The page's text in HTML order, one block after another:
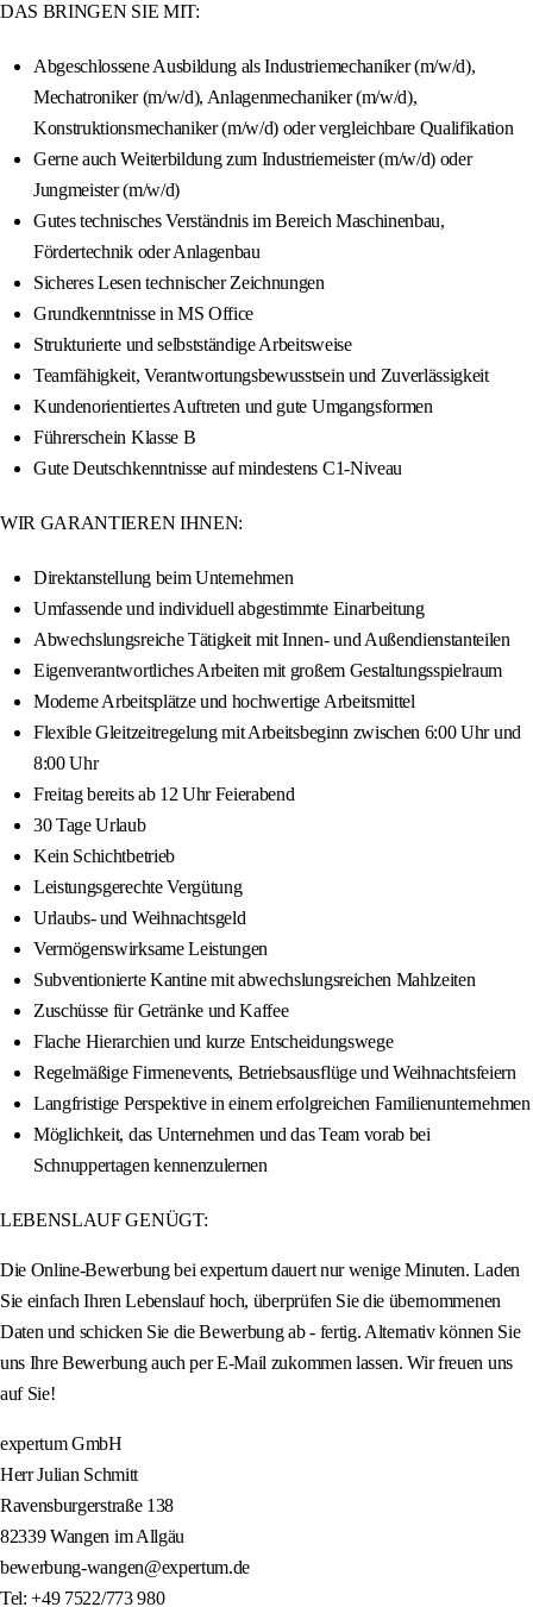
DAS BRINGEN SIE MIT:
Abgeschlossene Ausbildung als Industriemechaniker (m/w/d),
Mechatroniker (m/w/d), Anlagenmechaniker (m/w/d),
Konstruktionsmechaniker (m/w/d) oder vergleichbare Qualifikation
Gerne auch Weiterbildung zum Industriemeister (m/w/d) oder
Jungmeister (m/w/d)
Gutes technisches Verständnis im Bereich Maschinenbau,
Fördertechnik oder Anlagenbau
Sicheres Lesen technischer Zeichnungen
Grundkenntnisse in MS Office
Strukturierte und selbstständige Arbeitsweise
Teamfähigkeit, Verantwortungsbewusstsein und Zuverlässigkeit
Kundenorientiertes Auftreten und gute Umgangsformen
Führerschein Klasse B
Gute Deutschkenntnisse auf mindestens C1-Niveau
WIR GARANTIEREN IHNEN:
Direktanstellung beim Unternehmen
Umfassende und individuell abgestimmte Einarbeitung
Abwechslungsreiche Tätigkeit mit Innen- und Außendienstanteilen
Eigenverantwortliches Arbeiten mit großem Gestaltungsspielraum
Moderne Arbeitsplätze und hochwertige Arbeitsmittel
Flexible Gleitzeitregelung mit Arbeitsbeginn zwischen 6:00 Uhr und
8:00 Uhr
Freitag bereits ab 12 Uhr Feierabend
30 Tage Urlaub
Kein Schichtbetrieb
Leistungsgerechte Vergütung
Urlaubs- und Weihnachtsgeld
Vermögenswirksame Leistungen
Subventionierte Kantine mit abwechslungsreichen Mahlzeiten
Zuschüsse für Getränke und Kaffee
Flache Hierarchien und kurze Entscheidungswege
Regelmäßige Firmenevents, Betriebsausflüge und Weihnachtsfeiern
Langfristige Perspektive in einem erfolgreichen Familienunternehmen
Möglichkeit, das Unternehmen und das Team vorab bei
Schnuppertagen kennenzulernen
LEBENSLAUF GENÜGT:
Die Online-Bewerbung bei expertum dauert nur wenige Minuten. Laden
Sie einfach Ihren Lebenslauf hoch, überprüfen Sie die übernommenen
Daten und schicken Sie die Bewerbung ab - fertig. Alternativ können Sie
uns Ihre Bewerbung auch per E-Mail zukommen lassen. Wir freuen uns
auf Sie!
expertum GmbH
Herr Julian Schmitt
Ravensburgerstraße 138
82339 Wangen im Allgäu
bewerbung-wangen@expertum.de
Tel: +49 7522/773 980